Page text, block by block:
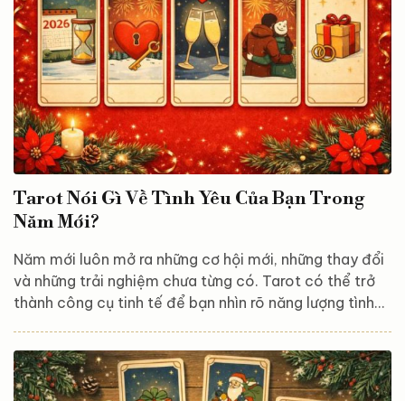
thông điệp từ vũ trụ Lá 1 – Hiện trạng sự nghiệp:...
Tarot Nói Gì Về Tình Yêu Của Bạn Trong
Năm Mới?
Năm mới luôn mở ra những cơ hội mới, những thay đổi
và những trải nghiệm chưa từng có. Tarot có thể trở
thành công cụ tinh tế để bạn nhìn rõ năng lượng tình
qua và những món quà cảm xúc mà vũ trụ muốn gửi
đến bạn trong năm tới. Trải bài này gồm 3 lá, đại diện
cho: Hiện trạng tình cảm Những thách thức hoặc cơ